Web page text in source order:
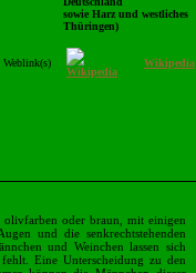
sowie Harz und westliches
Thüringen)
Weblink(s) Wikipedia
olivfarben oder braun, mit einigen
und die senkrechtstehenden
und Weinchen lassen sich
Eine Unterscheidung zu den